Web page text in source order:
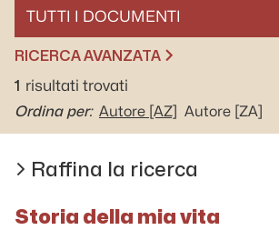
SELEZIONA UN DOCUMENTO
RICERCA AVANZATA
1 risultati trovati
Ordina per: Autore [AZ] Autore [ZA]
Raffina la ricerca
Storia della mia vita